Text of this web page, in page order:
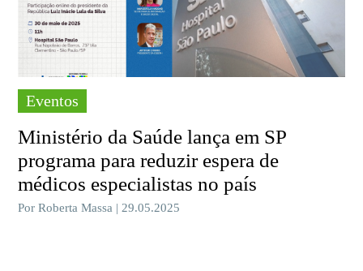
Eventos
Ministério da Saúde lança em SP
programa para reduzir espera de
médicos especialistas no país
Por Roberta Massa | 29.05.2025